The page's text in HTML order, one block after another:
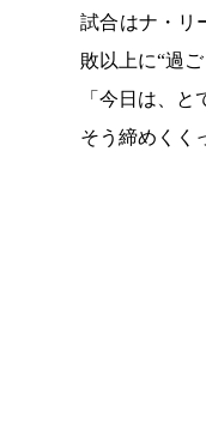
試合はナ・リ
敗以上に“過
「今日は、と
そう締めくく